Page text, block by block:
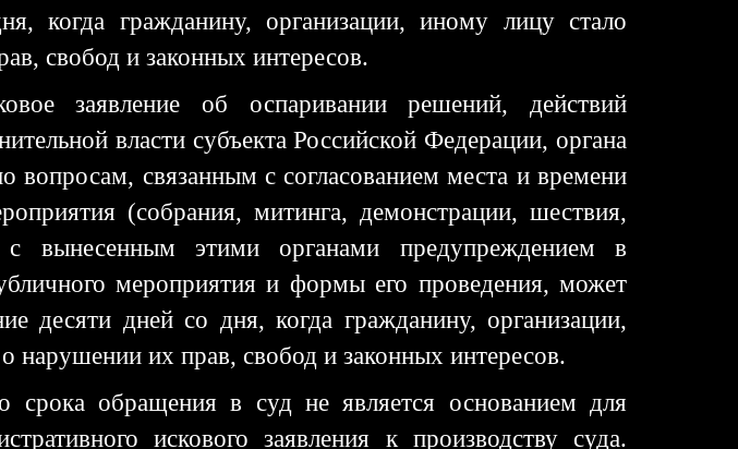
когда гражданину, организации, иному лицу стало
свобод и законных интересов.
заявление об оспаривании решений, действий
власти субъекта Российской Федерации, органа
вопросам, связанным с согласованием места и времени
(собрания, митинга, демонстрации, шествия,
с вынесенным этими органами предупреждением в
мероприятия и формы его проведения, может
десяти дней со дня, когда гражданину, организации,
нарушении их прав, свобод и законных интересов.
срока обращения в суд не является основанием для
искового заявления к производству суда.